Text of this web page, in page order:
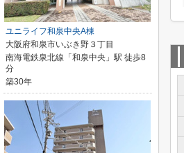
ユニライフ和泉中央A棟
大阪府和泉市いぶき野３丁目
南海電鉄泉北線「和泉中央」駅 徒歩8
分
築30年